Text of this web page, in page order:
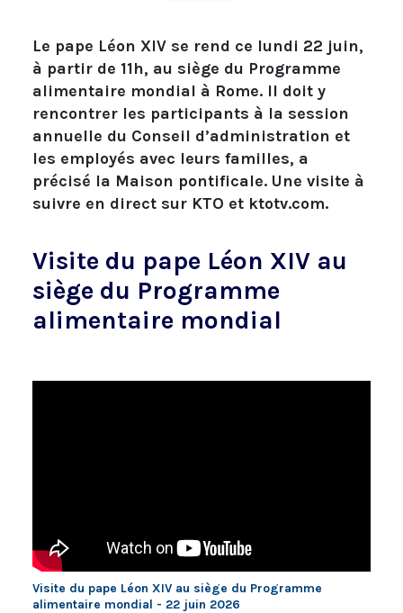
Le pape Léon XIV se rend ce lundi 22 juin,
à partir de 11h, au siège du Programme
alimentaire mondial à Rome. Il doit y
rencontrer les participants à la session
annuelle du Conseil d’administration et
les employés avec leurs familles, a
précisé la Maison pontificale. Une visite à
suivre en direct sur KTO et ktotv.com.
Visite du pape Léon XIV au
siège du Programme
alimentaire mondial
Visite du pape Léon XIV au siège du Programme
alimentaire mondial - 22 juin 2026